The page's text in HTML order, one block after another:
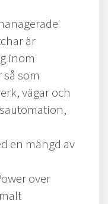
är
inom
som
vägar och
en mängd av
over